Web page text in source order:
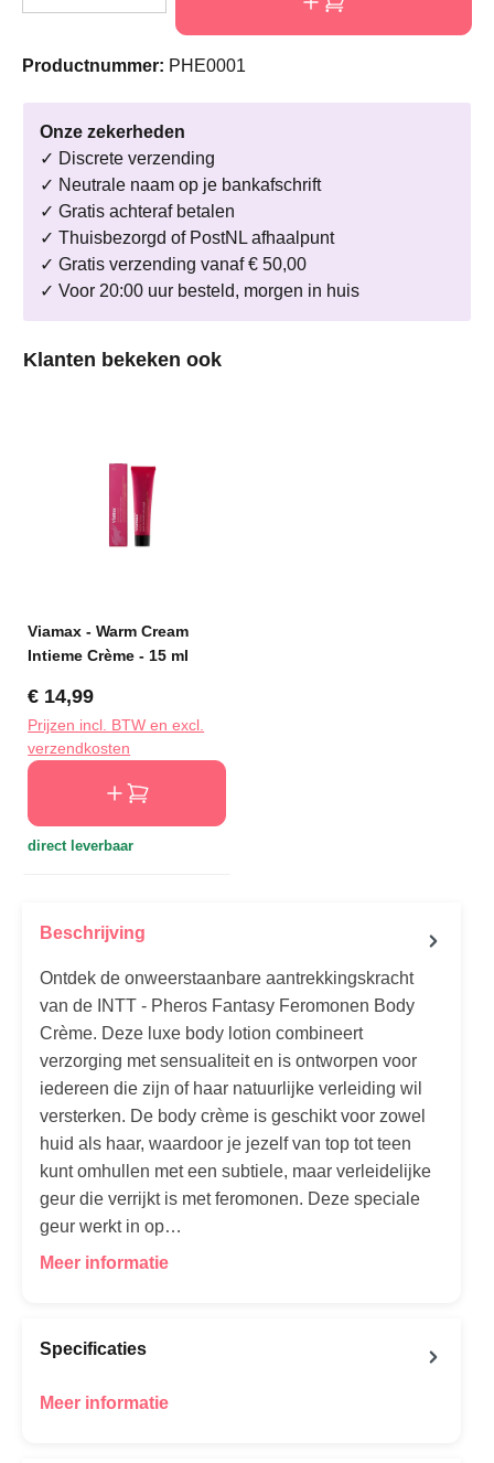
Productnummer: PHE0001
Onze zekerheden
✓ Discrete verzending
✓ Neutrale naam op je bankafschrift
✓ Gratis achteraf betalen
✓ Thuisbezorgd of PostNL afhaalpunt
✓ Gratis verzending vanaf € 50,00
✓ Voor 20:00 uur besteld, morgen in huis
Productgalerij overslaan
Klanten bekeken ook
Viamax - Warm Cream
Intieme Crème - 15 ml
Normale prijs:
€ 14,99
Prijzen incl. BTW en excl.
verzendkosten
direct leverbaar
Beschrijving
Ontdek de onweerstaanbare aantrekkingskracht
van de INTT - Pheros Fantasy Feromonen Body
Crème. Deze luxe body lotion combineert
verzorging met sensualiteit en is ontworpen voor
iedereen die zijn of haar natuurlijke verleiding wil
versterken. De body crème is geschikt voor zowel
huid als haar, waardoor je jezelf van top tot teen
kunt omhullen met een subtiele, maar verleidelijke
geur die verrijkt is met feromonen. Deze speciale
geur werkt in op…
Meer informatie
Specificaties
Meer informatie